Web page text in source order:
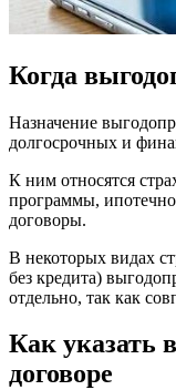
Когда
Назначение
долгосрочных и
К ним относятся
программы,
договоры.
В некоторых видах
без кредита)
отдельно, так как
Как указать
договоре